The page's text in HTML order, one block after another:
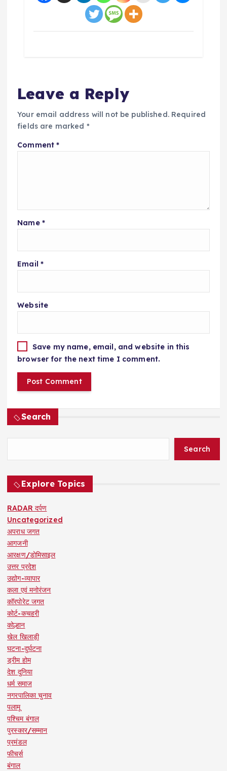
Leave a Reply
Your email address will not be published. Required
fields are marked *
Comment*
Name *
Email *
Website
Save my name, email, and website in this
browser for the next time I comment.
Search
Search
Explore Topics
RADAR दर्पण
Uncategorized
अपराध जगत
आगजनी
आरक्षण/डोमिसाइल
उत्तर प्रदेश
उद्योग-व्यापार
कला एवं मनोरंजन
कॉरपोरेट जगत
कोर्ट-कचहरी
कोल्हान
खेल खिलाड़ी
घटना-दुर्घटना
ड्रीम होम
देश दुनिया
धर्म समाज
नगरपालिका चुनाव
पलामू
पश्चिम बंगाल
पुरस्कार/सम्मान
प्रमंडल
फीचर्स
बंगाल